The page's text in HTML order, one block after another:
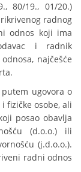
80/19., 01/20.)
radnog
odnos koji ima
i radnik
najčešće
ugovora o
fizičke osobe, ali
posao obavlja
(d.o.o.) ili
(j.d.o.o.).
radni odnos